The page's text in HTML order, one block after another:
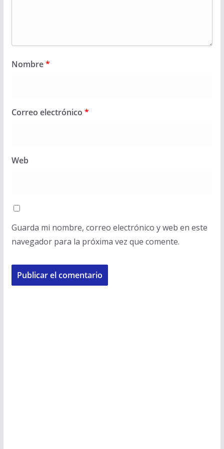
Nombre*
Correo electrónico *
Web
Guarda mi nombre, correo electrónico y web en este
navegador para la próxima vez que comente.